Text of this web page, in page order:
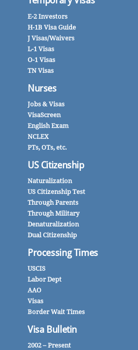
E-2 Investors
H-1B Visa Guide
J Visas/Waivers
L-1 Visas
O-1 Visas
TN Visas
Nurses
Jobs & Visas
VisaScreen
English Exam
NCLEX
PTs, OTs, etc.
US Citizenship
Naturalization
US Citizenship Test
Through Parents
Through Military
Denaturalization
Dual Citizenship
Processing Times
USCIS
Labor Dept
AAO
Visas
Border Wait Times
Visa Bulletin
2002 – Present